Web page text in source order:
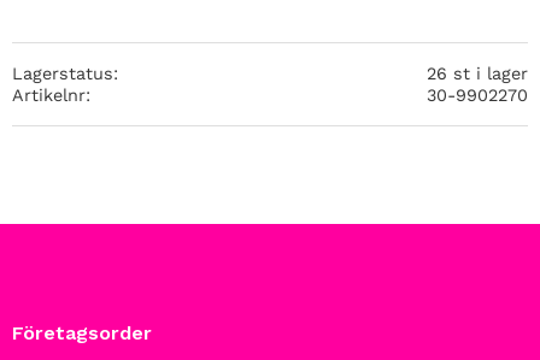
Lagerstatus
26 st i lager
Artikelnr
30-9902270
Företagsorder